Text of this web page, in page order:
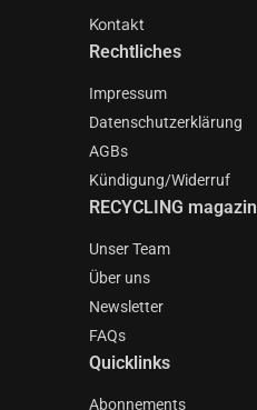
Kontakt
Rechtliches
Impressum
Datenschutzerklärung
AGBs
Kündigung/Widerruf
RECYCLING magazin
Unser Team
Über uns
Newsletter
FAQs
Quicklinks
Abonnements